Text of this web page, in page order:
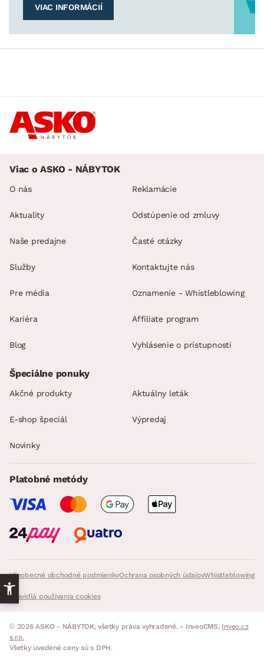
VIAC INFORMÁCIÍ
Viac o ASKO - NÁBYTOK
O nás
Aktuality
Naše predajne
Služby
Pre média
Kariéra
Blog
Reklamácie
Odstúpenie od zmluvy
Časté otázky
Kontaktujte nás
Oznamenie - Whistleblowing
Affiliate program
Vyhlásenie o prístupnosti
Všeobecné obchodné podmienkyOchrana osobných údajovWhistleblowing
Pravidlá používania cookies
Špeciálne ponuky
Akčné produkty Aktuálny leták
E-shop špeciál Výpredaj
Novinky
Platobné metódy
© 2026 ASKO - NÁBYTOK, všetky práva vyhradené. - InveoCMS, Inveo.cz
s.r.o.
Všetky uvedené ceny sú s DPH.